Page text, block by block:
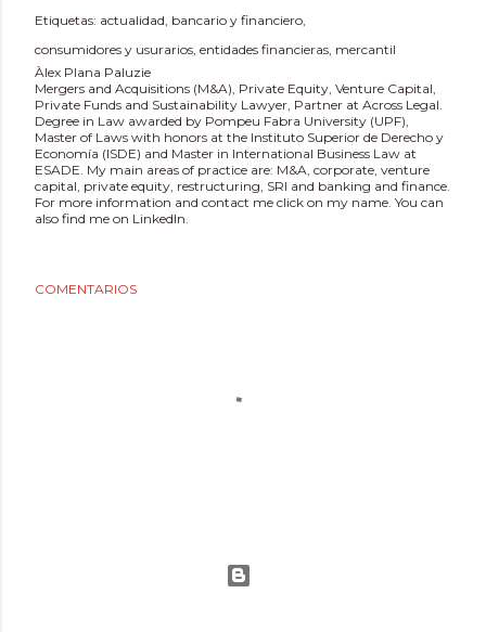
Etiquetas: actualidad bancario y financiero
consumidores y usurarios entidades financieras mercantil
Àlex Plana Paluzie
Mergers and Acquisitions (M&A), Private Equity, Venture Capital,
Private Funds and Sustainability Lawyer, Partner at Across Legal.
Degree in Law awarded by Pompeu Fabra University (UPF),
Master of Laws with honors at the Instituto Superior de Derecho y
Economía (ISDE) and Master in International Business Law at
ESADE. My main areas of practice are: M&A, corporate, venture
capital, private equity, restructuring, SRI and banking and finance.
For more information and contact me click on my name. You can
also find me on LinkedIn.
COMENTARIOS